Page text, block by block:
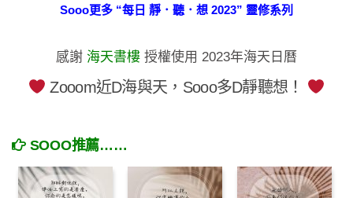
Sooo更多 “每日 靜．聽．想 2023” 靈修系列
感謝 海天書樓 授權使用 2023年海天日曆
Zooom近D海與天，Sooo多D靜聽想！
SOOO推薦……